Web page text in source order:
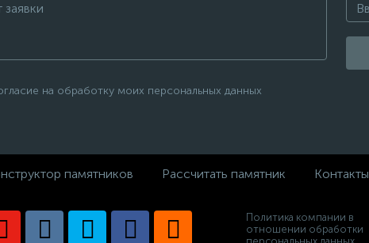
на обработку моих персональных данных
памятников Рассчитать памятник Контакты
Политика компании в
отношении обработки